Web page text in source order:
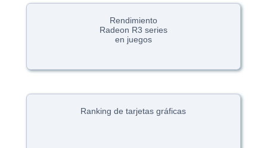
Rendimiento
Radeon R3 series
en juegos
Ranking de tarjetas gráficas